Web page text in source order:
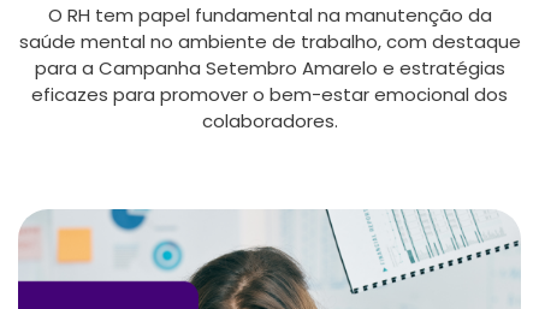
O RH tem papel fundamental na manutenção da
saúde mental no ambiente de trabalho, com destaque
para a Campanha Setembro Amarelo e estratégias
eficazes para promover o bem-estar emocional dos
colaboradores.